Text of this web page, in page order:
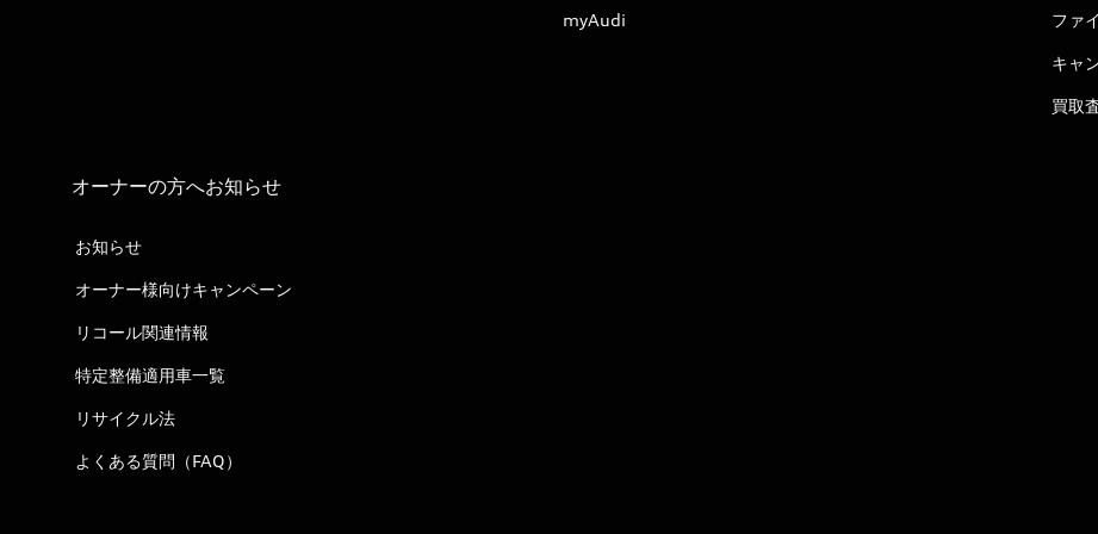
myAudi ファ
キャ
買取
オーナーの方へお知らせ
お知らせ
オーナー様向けキャンペーン
リコール関連情報
特定整備適用車一覧
リサイクル法
よくある質問（FAQ）